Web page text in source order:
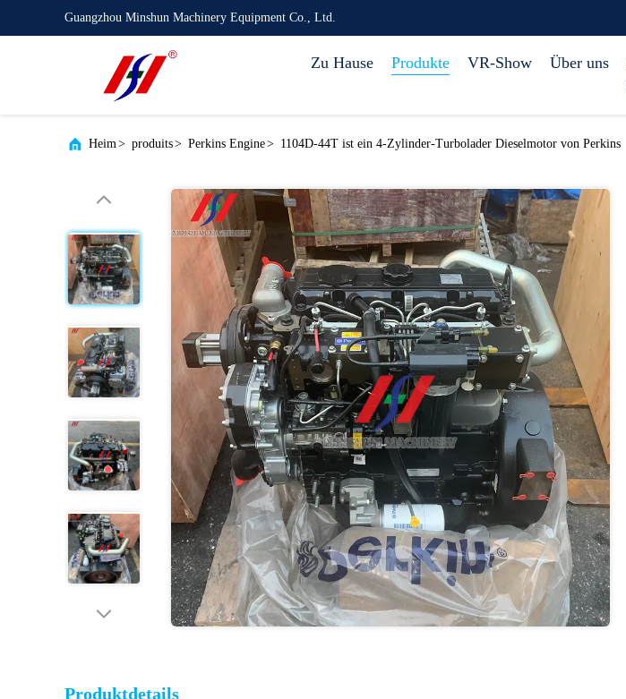
Guangzhou Minshun Machinery Equipment Co., Ltd.
Zu Hause Produkte VR-Show Über uns
Heim> produits> Perkins Engine> 1104D-44T ist ein 4-Zylinder-Turbolader Dieselmotor von Perkins
Produktdetails